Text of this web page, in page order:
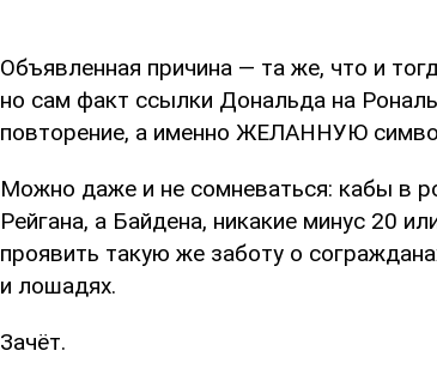
Объявленная причина — та же, что и
но сам факт ссылки Дональда на
повторение, а именно ЖЕЛАННУЮ
Можно даже и не сомневаться: кабы в
Рейгана, а Байдена, никакие минус 20
проявить такую же заботу о
и лошадях.
Зачёт.